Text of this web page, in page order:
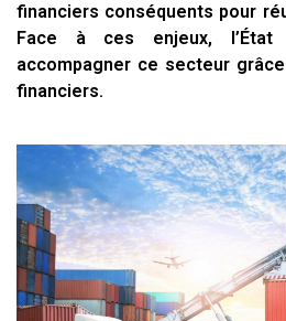
financiers conséquents pour
Face à ces enjeux, l’État
accompagner ce secteur
financiers.